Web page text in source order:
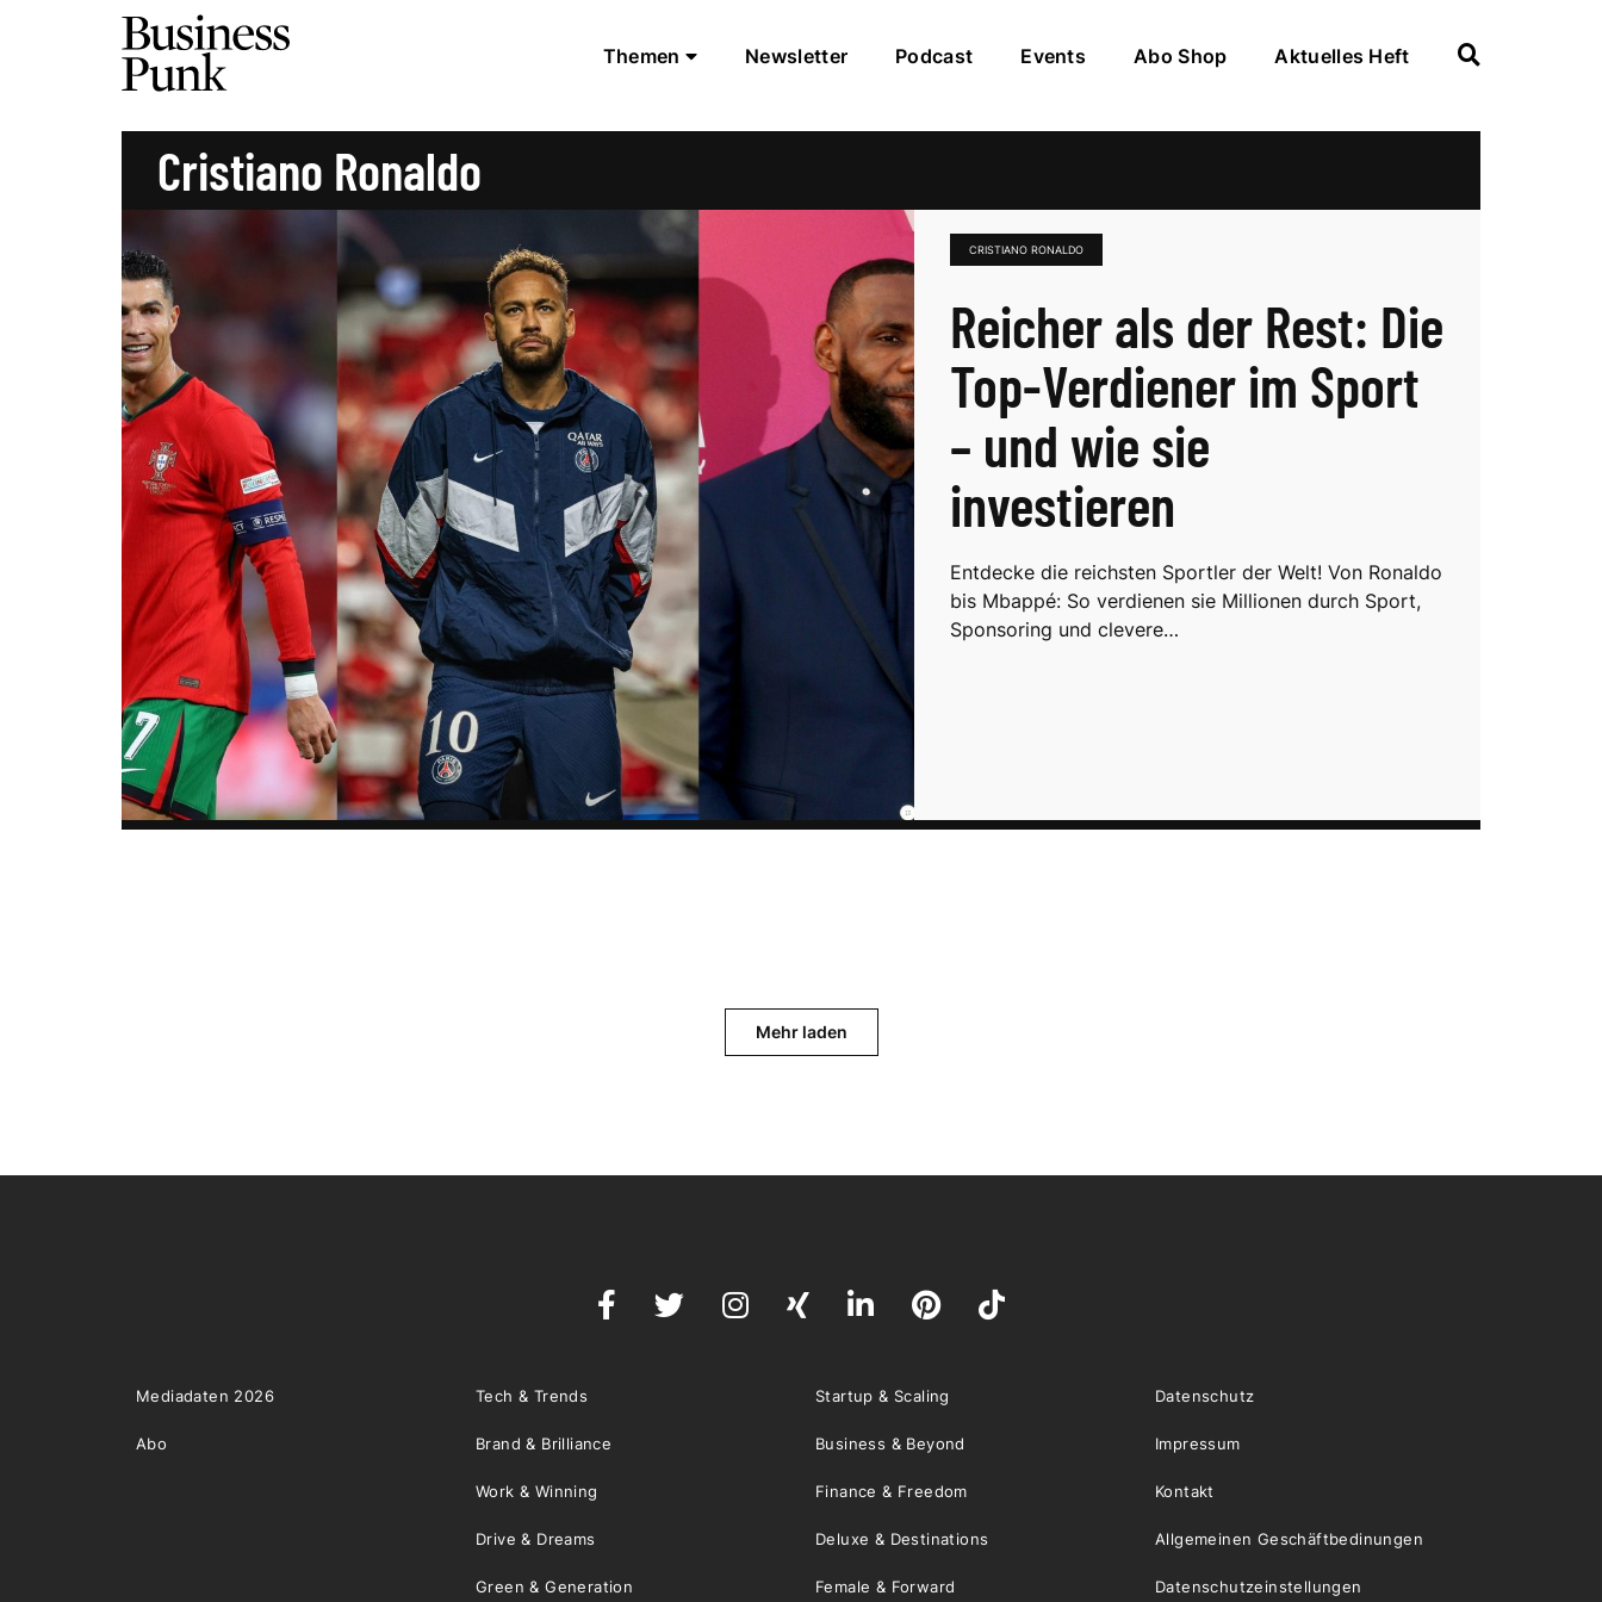
Themen Newsletter Podcast Events Abo Shop Aktuelles Heft
Cristiano Ronaldo
CRISTIANO RONALDO
Reicher als der Rest: Die
Top-Verdiener im Sport
– und wie sie
investieren
Entdecke die reichsten Sportler der Welt! Von Ronaldo
bis Mbappé: So verdienen sie Millionen durch Sport,
Sponsoring und clevere…
Mehr laden
Mediadaten 2026
Abo
Tech & Trends Startup & Scaling
Brand & Brilliance Business & Beyond
Work & Winning Finance & Freedom
Drive & Dreams Deluxe & Destinations
Green & Generation Female & Forward
Datenschutz
Impressum
Kontakt
Allgemeinen Geschäftbedinungen
Datenschutzeinstellungen